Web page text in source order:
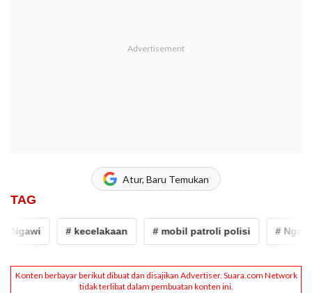
Atur, Baru Temukan
TAG
Ngawi # kecelakaan # mobil patroli polisi # Ngawi